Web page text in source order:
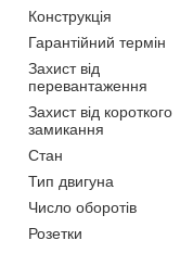
Конструкція
Гарантійний термін
Захист від
перевантаження
Захист від короткого
замикання
Стан
Тип двигуна
Число оборотів
Розетки